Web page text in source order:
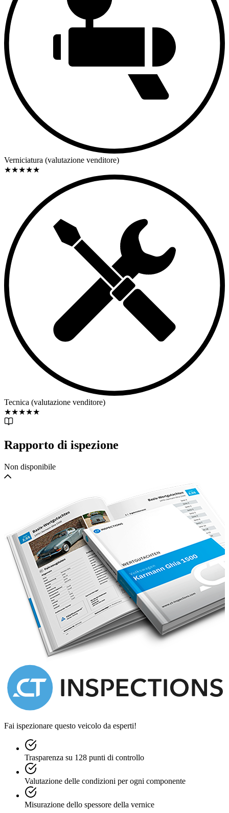
Verniciatura (valutazione venditore)
★★★★★
Tecnica (valutazione venditore)
★★★★★
Rapporto di ispezione
Non disponibile
Fai ispezionare questo veicolo da esperti!
Trasparenza su 128 punti di controllo
Valutazione delle condizioni per ogni componente
Misurazione dello spessore della vernice